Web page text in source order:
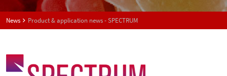
News Product & application news - SPECTRUM